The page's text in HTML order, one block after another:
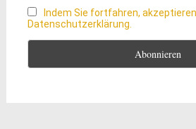
Indem Sie fortfahren,
Datenschutzerklärung.